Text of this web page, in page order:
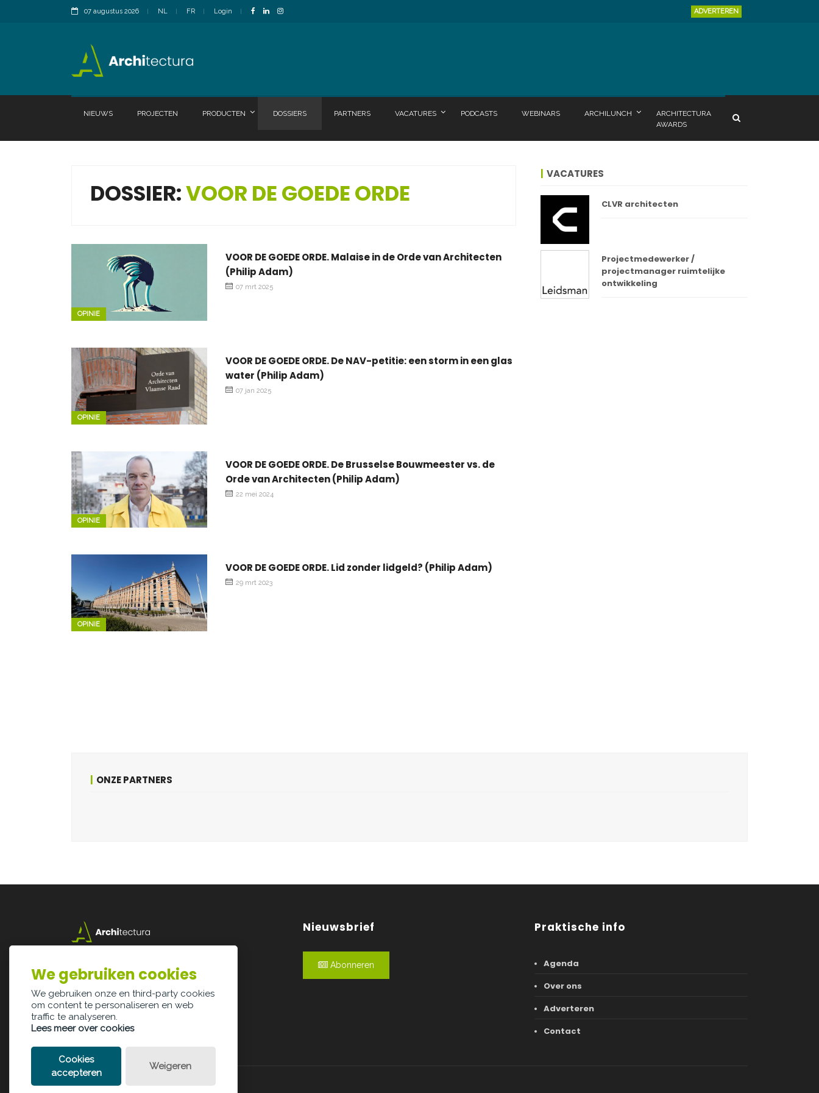
07 augustus 2026 NL FR Login ADVERTEREN
NIEUWS PROJECTEN PRODUCTEN DOSSIERS PARTNERS VACATURES PODCASTS WEBINARS ARCHILUNCH
ARCHITECTURA
AWARDS
DOSSIER:VOOR DE GOEDE ORDE
OPINIE
VOOR DE GOEDE ORDE. Malaise in de Orde van Architecten
(Philip Adam)
07 mrt 2025
OPINIE
VOOR DE GOEDE ORDE. De NAV-petitie: een storm in een glas
water (Philip Adam)
07 jan 2025
OPINIE
VOOR DE GOEDE ORDE. De Brusselse Bouwmeester vs. de
Orde van Architecten (Philip Adam)
22 mei 2024
OPINIE
VOOR DE GOEDE ORDE. Lid zonder lidgeld? (Philip Adam)
29 mrt 2023
VACATURES
CLVR architecten
Projectmedewerker /
projectmanager ruimtelijke
ontwikkeling
ONZE PARTNERS
3500 Hasselt
info@architectura.be
Nieuwsbrief
Abonneren
Praktische info
Agenda
Over ons
Adverteren
Contact
We gebruiken cookies
We gebruiken onze en third-party cookies
om content te personaliseren en web
traffic te analyseren.
Lees meer over cookies
Cookies
accepteren
Weigeren